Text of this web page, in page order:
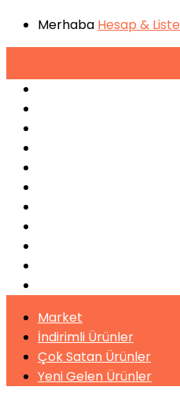
Merhaba Hesap & Liste
Market
İndirimli Ürünler
Çok Satan Ürünler
Yeni Gelen Ürünler